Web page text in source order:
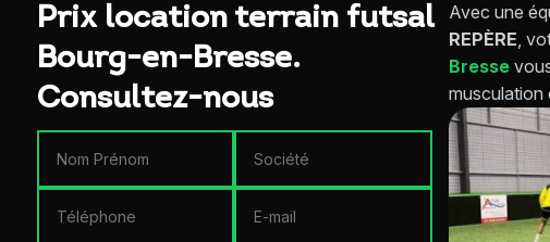
Prix location terrain futsal
Bourg-en-Bresse.
Consultez-nous
Avec une
REPÈRE,
Bresse
musculation